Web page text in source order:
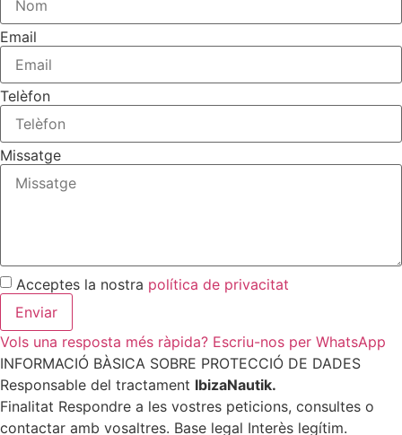
Email
Telèfon
Missatge
Acceptes la nostra política de privacitat
Enviar
Vols una resposta més ràpida? Escriu-nos per WhatsApp
INFORMACIÓ BÀSICA SOBRE PROTECCIÓ DE DADES
Responsable del tractament IbizaNautik.
Finalitat Respondre a les vostres peticions, consultes o
contactar amb vosaltres. Base legal Interès legítim.